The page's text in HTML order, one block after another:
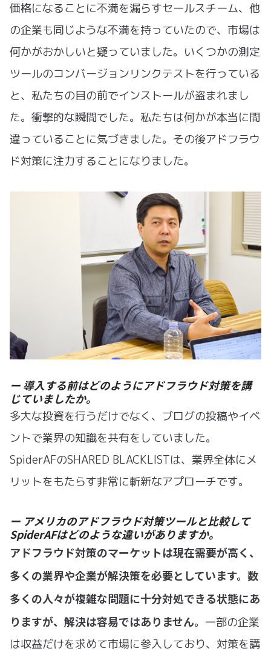
価格になることに不満を漏らすセールスチーム、他
の企業も同じような不満を持っていたので、市場は
何かがおかしいと疑っていました。いくつかの測定
ツールのコンバージョンリンクテストを行っている
と、私たちの目の前でインストールが盗まれまし
た。衝撃的な瞬間でした。私たちは何かが本当に間
違っていることに気づきました。その後アドフラウ
ド対策に注力することになりました。
ー 導入する前はどのようにアドフラウド対策を講
じていましたか。
多大な投資を行うだけでなく、ブログの投稿やイベ
ントで業界の知識を共有をしていました。
SpiderAFのSHARED BLACKLISTは、業界全体にメ
リットをもたらす非常に斬新なアプローチです。
ー アメリカのアドフラウド対策ツールと比較して
SpiderAFはどのような違いがありますか。
アドフラウド対策のマーケットは現在需要が高く、
多くの業界や企業が解決策を必要としています。数
多くの人々が複雑な問題に十分対処できる状態にあ
りますが、解決は容易ではありません。 一部の企業
は収益だけを求めて市場に参入しており、対策を講